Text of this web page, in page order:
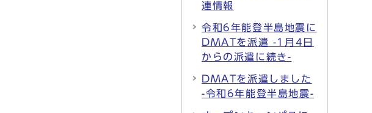
連情報
令和6年能登半島地震に
DMATを派遣 -1月4日
からの派遣に続き-
DMATを派遣しました
-令和6年能登半島地震-